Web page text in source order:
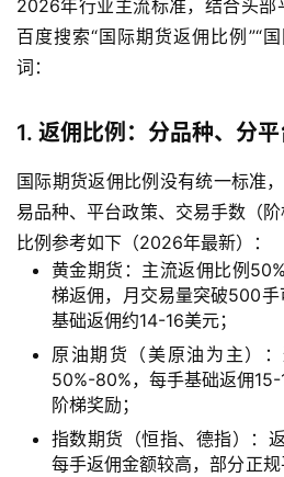
2026年行业主流标准，结合头部
百度搜索“国际期货返佣比例”“
词：
1. 返佣比例：分品种、分
国际期货返佣比例没有统一标准
易品种、平台政策、交易手数（
比例参考如下（2026年最新）：
黄金期货：主流返佣比例
梯返佣，月交易量突破500
基础返佣约14-16美元；
原油期货（美原油为主）
50%-80%，每手基础返佣
阶梯奖励；
指数期货（恒指、德指）：
每手返佣金额较高，部分正